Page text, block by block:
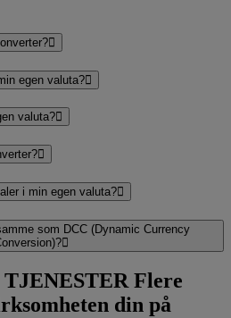
egen valuta?
valuta?
i min egen valuta?
som DCC (Dynamic Currency
Flere
din på